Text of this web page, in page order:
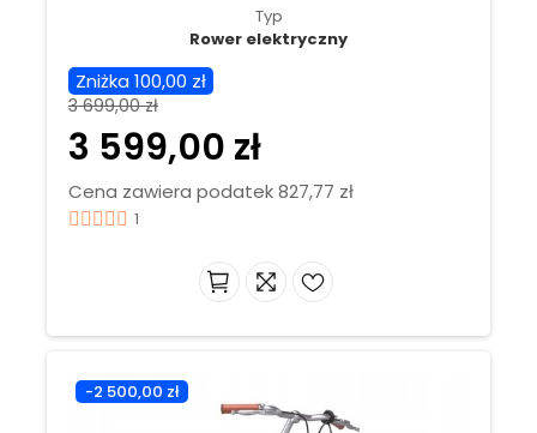
Typ
Rower elektryczny
Zniżka 100,00 zł
3 699,00 zł
3 599,00 zł
Cena zawiera podatek 827,77 zł
1
-2 500,00 zł